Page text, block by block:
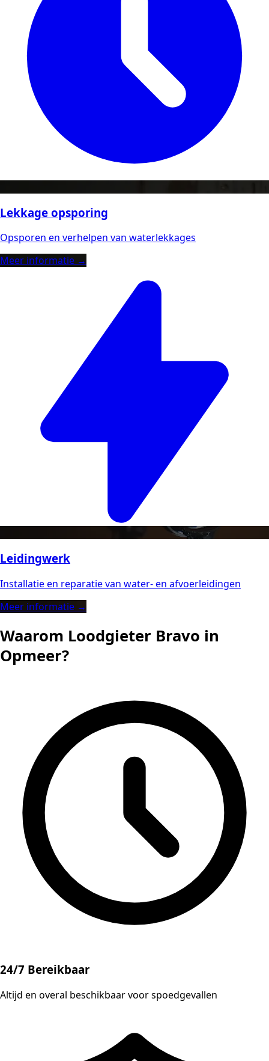
Lekkage opsporing
Opsporen en verhelpen van waterlekkages
Meer informatie →
Leidingwerk
Installatie en reparatie van water- en afvoerleidingen
Meer informatie →
Waarom Loodgieter Bravo in
Opmeer?
24/7 Bereikbaar
Altijd en overal beschikbaar voor spoedgevallen